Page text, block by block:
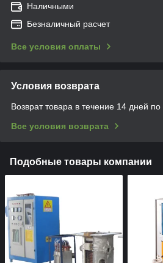
Наличными
Безналичный расчет
Все условия оплаты
Условия возврата
Возврат товара в течение 14 дней по
Все условия возврата
Подобные товары компании